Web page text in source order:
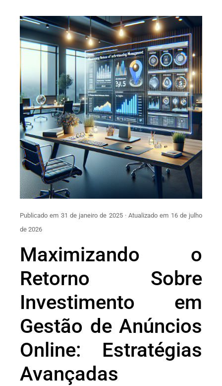
Publicado em 31 de janeiro de 2025 · Atualizado em 16 de julho
de 2026
Maximizando o
Retorno Sobre
Investimento em
Gestão de Anúncios
Online: Estratégias
Avançadas